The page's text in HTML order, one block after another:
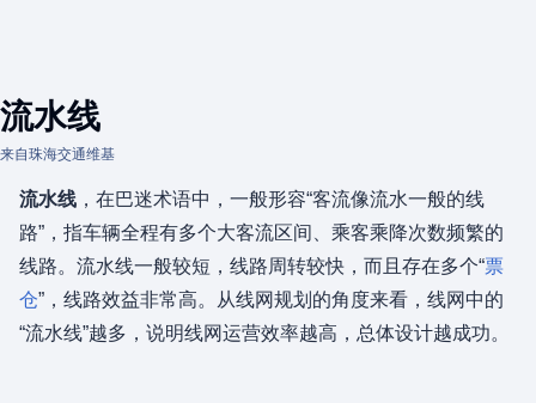
流水线
来自珠海交通维基
流水线 ，在巴迷术语中，一般形容“客流像流水一般的线
路”，指车辆全程有多个大客流区间、乘客乘降次数频繁的
线路。流水线一般较短，线路周转较快，而且存在多个“票
仓”，线路效益非常高。从线网规划的角度来看，线网中的
“流水线”越多，说明线网运营效率越高，总体设计越成功。